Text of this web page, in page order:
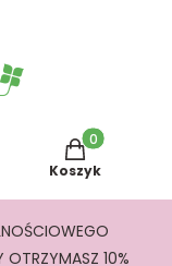
Produkty w
Koszyk
OTRZYMASZ 10%